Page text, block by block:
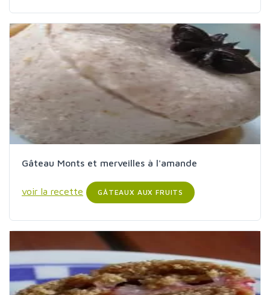
Gâteau Monts et merveilles à l'amande
voir la recette GÂTEAUX AUX FRUITS